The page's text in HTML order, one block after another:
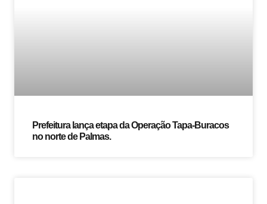
Prefeitura lança etapa da Operação Tapa-Buracos
no norte de Palmas.